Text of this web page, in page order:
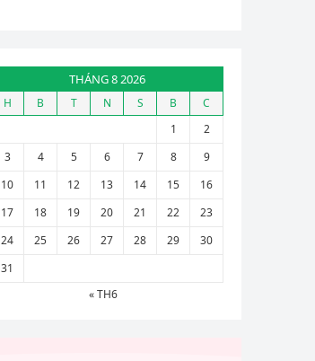
THÁNG 8 2026
H B T N S B
C
1
2
3
4 5 6 7 8
9
10
11 12 13 14 15
16
17
18 19 20 21 22
23
24
25 26 27 28 29
30
31
« TH6